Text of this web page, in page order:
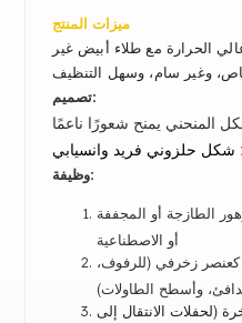
ميزات المنتج
الحرارة مع طلاء أبيض غير
تصميم:
المنحني يمنح شعورًا ناعمًا
: شكل حلزوني فريد وانسيابي
وظيفة:
الطازجة أو المجففة
أو الاصطناعية
كعنصر زخرفي (للرفوف،
وأسطح الطاولات)
(لحفلات الانتقال إلى